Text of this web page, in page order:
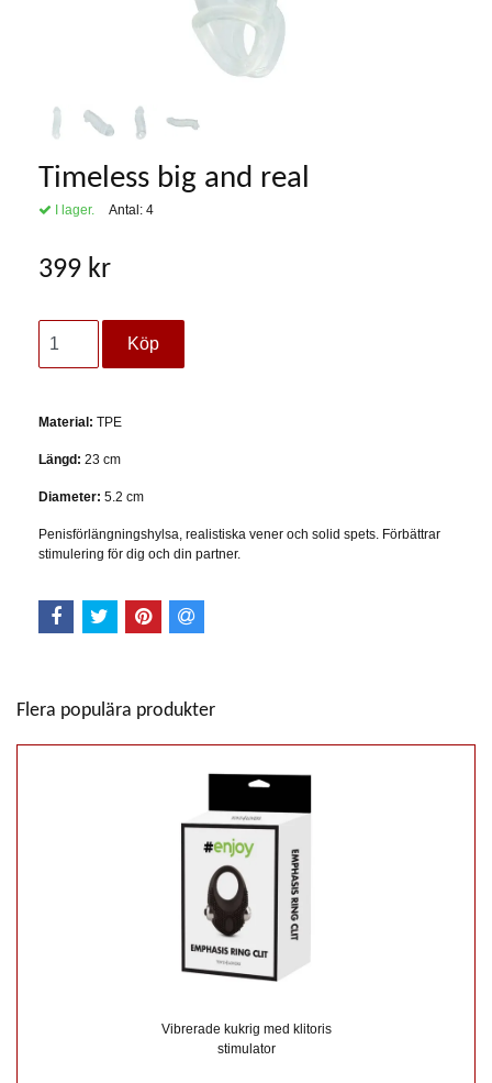
Timeless big and real
I lager. Antal: 4
399 kr
Material: TPE
Längd: 23 cm
Diameter: 5.2 cm
Penisförlängningshylsa, realistiska vener och solid spets. Förbättrar
stimulering för dig och din partner.
Flera populära produkter
Vibrerade kukrig med klitoris
stimulator